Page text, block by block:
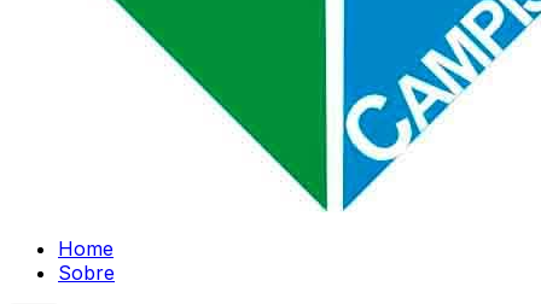
Home
Sobre